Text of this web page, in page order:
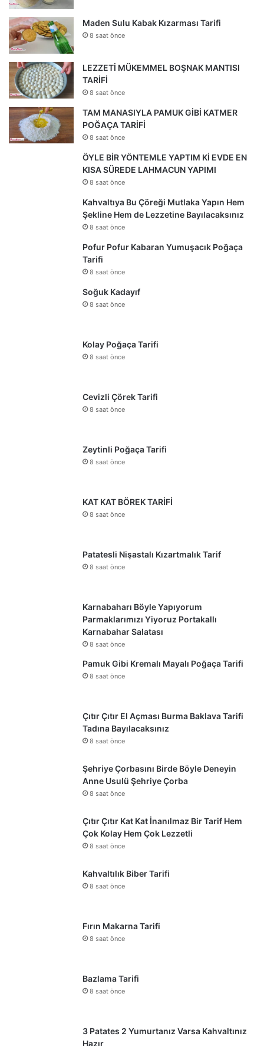
Maden Sulu Kabak Kızarması Tarifi
8 saat önce
LEZZETİ MÜKEMMEL BOŞNAK MANTISI
TARİFİ
8 saat önce
TAM MANASIYLA PAMUK GİBİ KATMER
POĞAÇA TARİFİ
8 saat önce
ÖYLE BİR YÖNTEMLE YAPTIM Kİ EVDE EN
KISA SÜREDE LAHMACUN YAPIMI
8 saat önce
Kahvaltıya Bu Çöreği Mutlaka Yapın Hem
Şekline Hem de Lezzetine Bayılacaksınız
8 saat önce
Pofur Pofur Kabaran Yumuşacık Poğaça
Tarifi
8 saat önce
Soğuk Kadayıf
8 saat önce
Kolay Poğaça Tarifi
8 saat önce
Cevizli Çörek Tarifi
8 saat önce
Zeytinli Poğaça Tarifi
8 saat önce
KAT KAT BÖREK TARİFİ
8 saat önce
Patatesli Nişastalı Kızartmalık Tarif
8 saat önce
Karnabaharı Böyle Yapıyorum
Parmaklarımızı Yiyoruz Portakallı
Karnabahar Salatası
8 saat önce
Pamuk Gibi Kremalı Mayalı Poğaça Tarifi
8 saat önce
Çıtır Çıtır El Açması Burma Baklava Tarifi
Tadına Bayılacaksınız
8 saat önce
Şehriye Çorbasını Birde Böyle Deneyin
Anne Usulü Şehriye Çorba
8 saat önce
Çıtır Çıtır Kat Kat İnanılmaz Bir Tarif Hem
Çok Kolay Hem Çok Lezzetli
8 saat önce
Kahvaltılık Biber Tarifi
8 saat önce
Fırın Makarna Tarifi
8 saat önce
Bazlama Tarifi
8 saat önce
3 Patates 2 Yumurtanız Varsa Kahvaltınız
Hazır